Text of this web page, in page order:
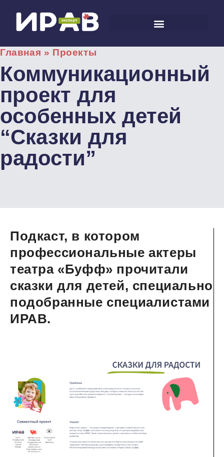
Главная » Проекты
Коммуникационный
проект для
особенных детей
“Сказки для
радости”
Подкаст, в котором
профессиональные актеры
театра «Буфф» прочитали
сказки для детей, специально
подобранные специалистами
ИРАВ.